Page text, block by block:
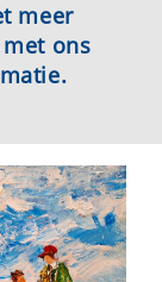
meer
ons